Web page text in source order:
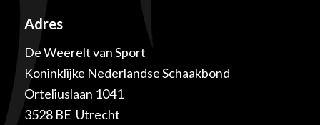
Adres
De Weerelt van Sport
Koninklijke Nederlandse Schaakbond
Orteliuslaan 1041
3528 BE Utrecht